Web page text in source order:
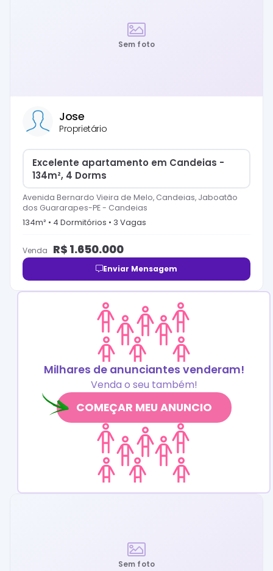
Sem foto
Jose
Proprietário
Excelente apartamento em Candeias -
134m², 4 Dorms
Avenida Bernardo Vieira de Melo, Candeias, Jaboatão
dos Guararapes-PE- Candeias
134m² • 4 Dormitórios • 3 Vagas
Venda R$ 1.650.000
Enviar Mensagem
Milhares de anunciantes venderam!
Venda o seu também!
COMEÇAR MEU ANUNCIO
Sem foto